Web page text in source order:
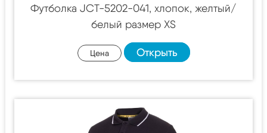
Футболка JCT-5202-041, хлопок, желтый/
белый размер XS
Цена Открыть